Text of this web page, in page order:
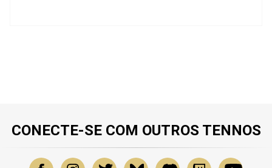
CONECTE-SE COM OUTROS TENNOS